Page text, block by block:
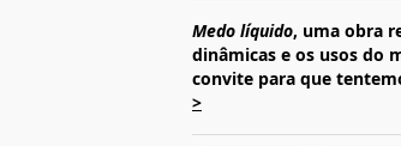
Medo líquido, uma obra
dinâmicas e os usos do
convite para que
>